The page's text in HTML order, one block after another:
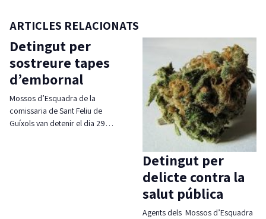
ARTICLES RELACIONATS
Detingut per
sostreure tapes
d’embornal
Mossos d’Esquadra de la
comissaria de Sant Feliu de
Guíxols van detenir el dia 29…
Detingut per
delicte contra la
salut pública
Agents dels Mossos d’Esquadra